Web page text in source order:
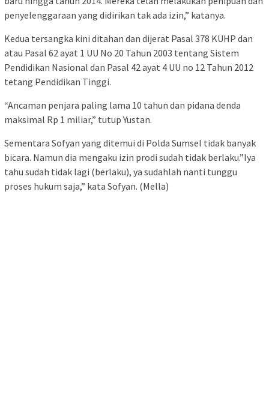
penyelenggaraan yang didirikan tak ada izin,” katanya.
Kedua tersangka kini ditahan dan dijerat Pasal 378 KUHP dan
atau Pasal 62 ayat 1 UU No 20 Tahun 2003 tentang Sistem
Pendidikan Nasional dan Pasal 42 ayat 4 UU no 12 Tahun 2012
tetang Pendidikan Tinggi.
“Ancaman penjara paling lama 10 tahun dan pidana denda
maksimal Rp 1 miliar,” tutup Yustan.
Sementara Sofyan yang ditemui di Polda Sumsel tidak banyak
bicara. Namun dia mengaku izin prodi sudah tidak berlaku.”Iya
tahu sudah tidak lagi (berlaku), ya sudahlah nanti tunggu
proses hukum saja,” kata Sofyan. (Mella)